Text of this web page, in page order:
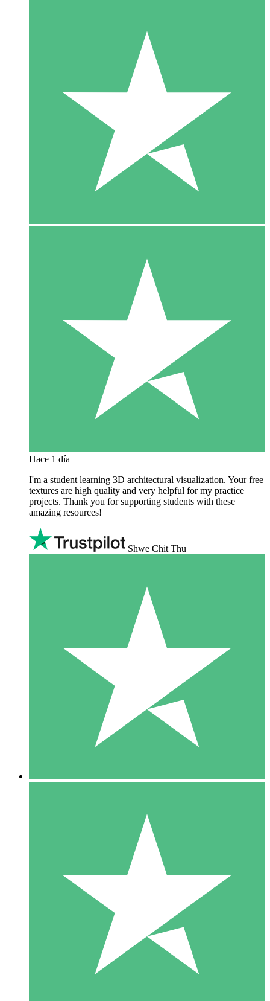
Hace 1 día
I'm a student learning 3D architectural visualization. Your free
textures are high quality and very helpful for my practice
projects. Thank you for supporting students with these
amazing resources!
Shwe Chit Thu